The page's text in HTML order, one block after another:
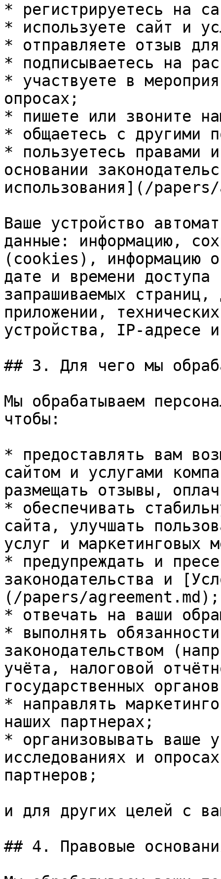
* регистрируетесь на
* используете сайт и
* отправляете отзыв
* подписываетесь на
* участвуете в
опросах;
* пишете или звоните
* общаетесь с другими
* пользуетесь правами
основании
использования](/
Ваше устройство
данные: информацию,
(cookies), информацию
дате и времени
запрашиваемых
приложении,
устройства, IP-адресе
## 3. Для чего мы
Мы обрабатываем
чтобы:
* предоставлять вам
сайтом и услугами
размещать отзывы,
* обеспечивать
сайта, улучшать
услуг и маркетинговых
* предупреждать и
законодательства и
(/papers/agreement.md);
* отвечать на ваши
* выполнять
законодательством
учёта, налоговой
государственных
* направлять
наших партнерах;
* организовывать ваше
исследованиях и
партнеров;
и для других целей с
## 4. Правовые